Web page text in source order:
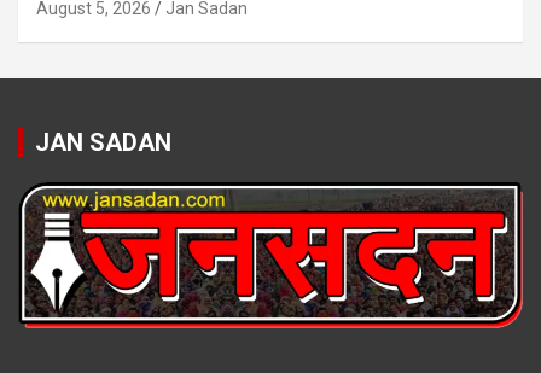
August 5, 2026 Jan Sadan
JAN SADAN